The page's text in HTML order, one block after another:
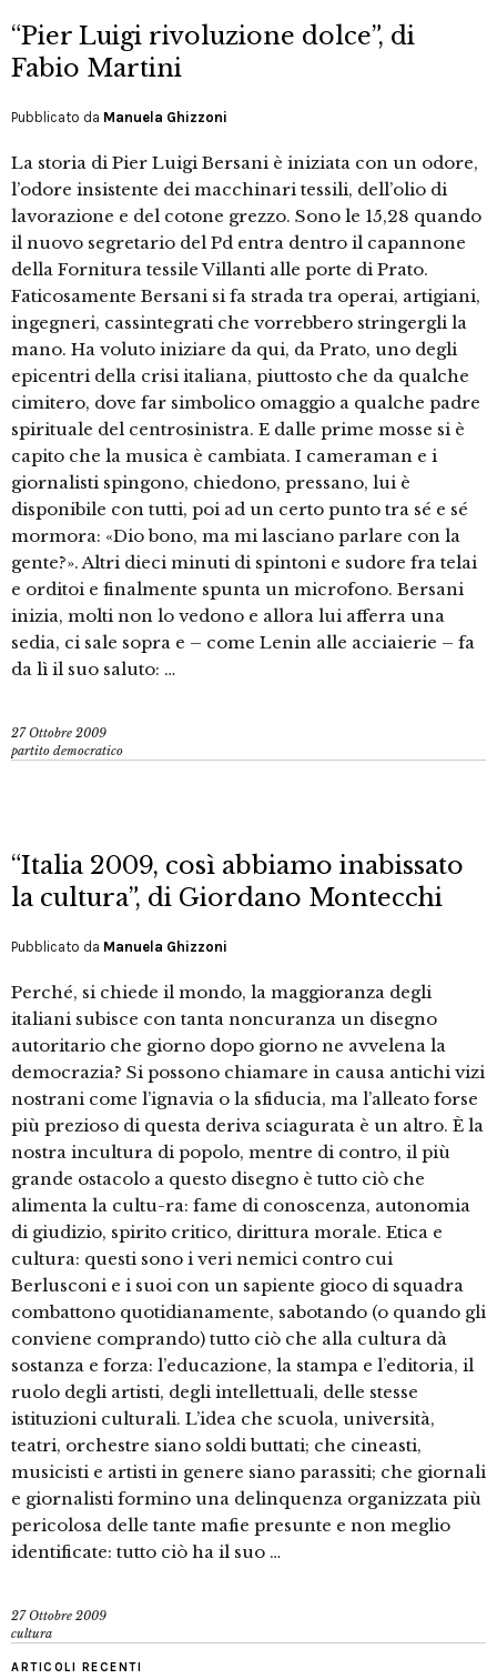
“Pier Luigi rivoluzione dolce”, di
Fabio Martini
Pubblicato da Manuela Ghizzoni
La storia di Pier Luigi Bersani è iniziata con un odore,
l’odore insistente dei macchinari tessili, dell’olio di
lavorazione e del cotone grezzo. Sono le 15,28 quando
il nuovo segretario del Pd entra dentro il capannone
della Fornitura tessile Villanti alle porte di Prato.
Faticosamente Bersani si fa strada tra operai, artigiani,
ingegneri, cassintegrati che vorrebbero stringergli la
mano. Ha voluto iniziare da qui, da Prato, uno degli
epicentri della crisi italiana, piuttosto che da qualche
cimitero, dove far simbolico omaggio a qualche padre
spirituale del centrosinistra. E dalle prime mosse si è
capito che la musica è cambiata. I cameraman e i
giornalisti spingono, chiedono, pressano, lui è
disponibile con tutti, poi ad un certo punto tra sé e sé
mormora: «Dio bono, ma mi lasciano parlare con la
gente?». Altri dieci minuti di spintoni e sudore fra telai
e orditoi e finalmente spunta un microfono. Bersani
inizia, molti non lo vedono e allora lui afferra una
sedia, ci sale sopra e – come Lenin alle acciaierie – fa
da lì il suo saluto: …
27 Ottobre 2009
partito democratico
“Italia 2009, così abbiamo inabissato
la cultura”, di Giordano Montecchi
Pubblicato da Manuela Ghizzoni
Perché, si chiede il mondo, la maggioranza degli
italiani subisce con tanta noncuranza un disegno
autoritario che giorno dopo giorno ne avvelena la
democrazia? Si possono chiamare in causa antichi vizi
nostrani come l’ignavia o la sfiducia, ma l’alleato forse
più prezioso di questa deriva sciagurata è un altro. È la
nostra incultura di popolo, mentre di contro, il più
grande ostacolo a questo disegno è tutto ciò che
alimenta la cultu-ra: fame di conoscenza, autonomia
di giudizio, spirito critico, dirittura morale. Etica e
cultura: questi sono i veri nemici contro cui
Berlusconi e i suoi con un sapiente gioco di squadra
combattono quotidianamente, sabotando (o quando gli
conviene comprando) tutto ciò che alla cultura dà
sostanza e forza: l’educazione, la stampa e l’editoria, il
ruolo degli artisti, degli intellettuali, delle stesse
istituzioni culturali. L’idea che scuola, università,
teatri, orchestre siano soldi buttati; che cineasti,
musicisti e artisti in genere siano parassiti; che giornali
e giornalisti formino una delinquenza organizzata più
pericolosa delle tante mafie presunte e non meglio
identificate: tutto ciò ha il suo …
27 Ottobre 2009
cultura
ARTICOLI RECENTI